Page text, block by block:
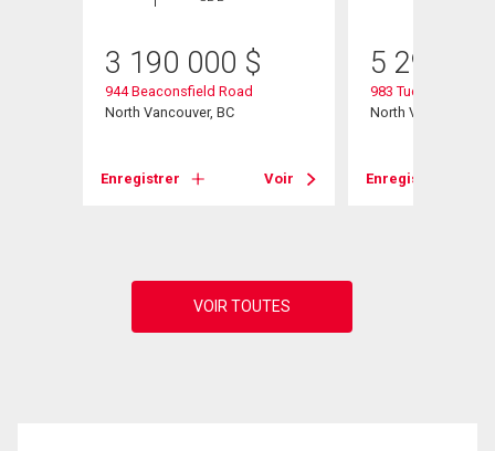
3 190 000 $
944 Beaconsfield Road
North Vancouver, BC
Enregistrer Voir
5 299
983 Tudor Avenue
North Vancouver,
Enregistrer